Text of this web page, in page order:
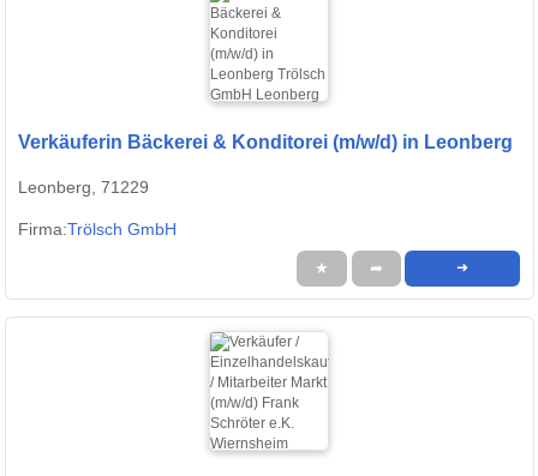
Verkäuferin Bäckerei & Konditorei (m/w/d) in Leonberg
Leonberg, 71229
Firma:Trölsch GmbH
★ ➦ ➜